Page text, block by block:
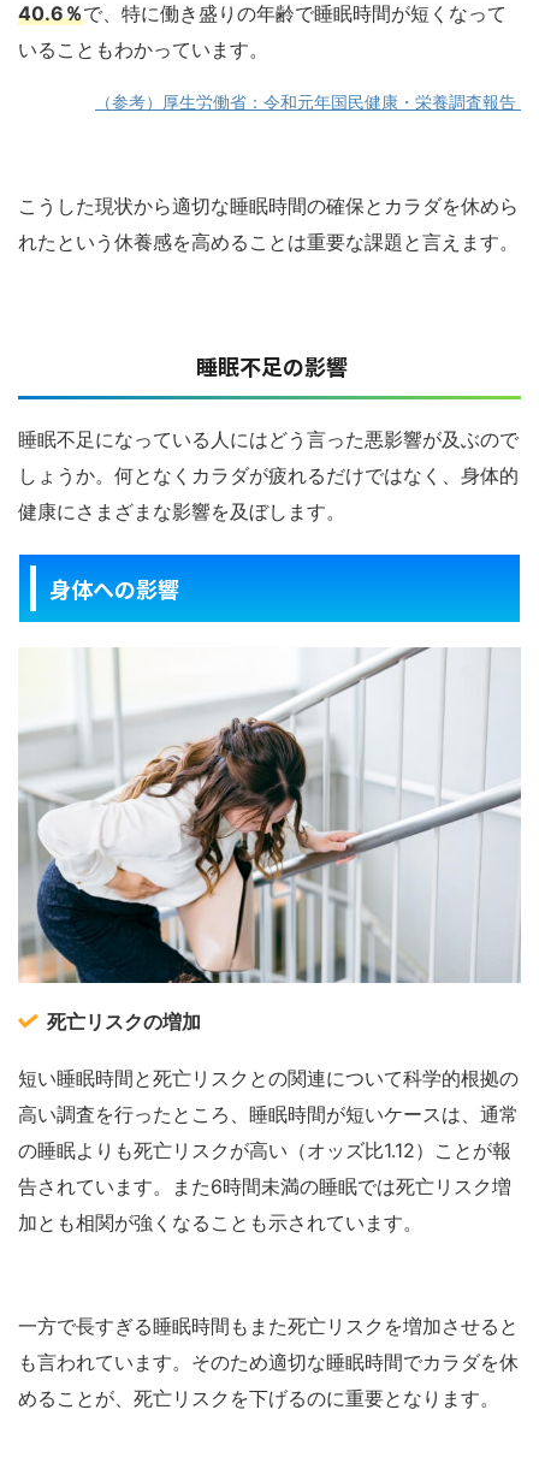
40.6％で、特に働き盛りの年齢で睡眠時間が短くなって
いることもわかっています。
（参考）厚生労働省：令和元年国民健康・栄養調査報告
こうした現状から適切な睡眠時間の確保とカラダを休めら
れたという休養感を高めることは重要な課題と言えます。
睡眠不足の影響
睡眠不足になっている人にはどう言った悪影響が及ぶので
しょうか。何となくカラダが疲れるだけではなく、身体的
健康にさまざまな影響を及ぼします。
身体への影響
死亡リスクの増加
短い睡眠時間と死亡リスクとの関連について科学的根拠の
高い調査を行ったところ、睡眠時間が短いケースは、通常
の睡眠よりも死亡リスクが高い（オッズ比1.12）ことが報
告されています。また6時間未満の睡眠では死亡リスク増
加とも相関が強くなることも示されています。
一方で長すぎる睡眠時間もまた死亡リスクを増加させると
も言われています。そのため適切な睡眠時間でカラダを休
めることが、死亡リスクを下げるのに重要となります。